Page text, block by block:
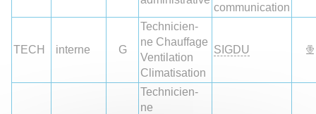
communication
TECH interne G
Technicien-
ne Chauffage
Ventilation
Climatisation
SIGDU
Technicien-
ne